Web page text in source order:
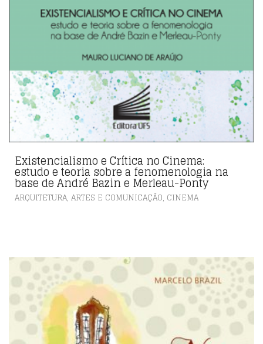
Existencialismo e Crítica no Cinema:
estudo e teoria sobre a fenomenologia na
base de André Bazin e Merleau-Ponty
ARQUITETURA, ARTES E COMUNICAÇÃO, CINEMA